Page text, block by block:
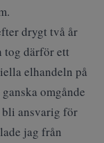
drygt två år
tog därför ett
elhandeln på
omgånde
bli ansvarig för
jag från